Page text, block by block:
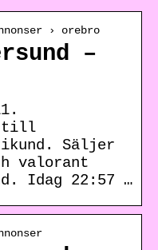
› orebro
–
till
Säljer
valorant
Idag 22:57 …